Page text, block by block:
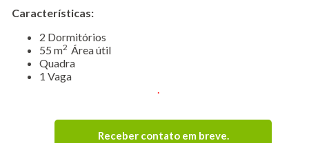
Características:
​2 Dormitórios
55 m2 Área útil
Quadra
1 Vaga
.
Receber contato em breve.